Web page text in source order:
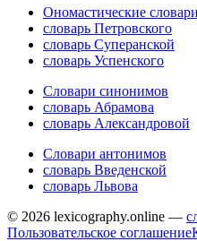
Ономастические словари
словарь Петровского
словарь Суперанской
словарь Успенского
Словари синонимов
словарь Абрамова
словарь Александровой
Словари антонимов
словарь Введенской
словарь Львова
© 2026 lexicography.online —
Пользовательское соглашение